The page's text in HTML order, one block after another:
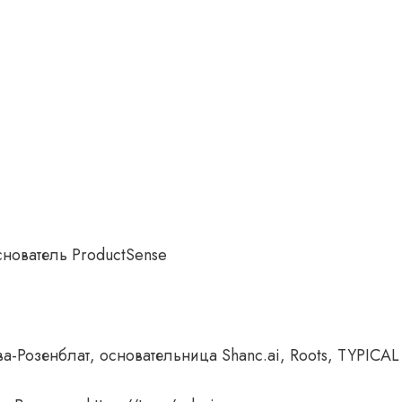
ProductSense
Розенблат, основательница Shanc.ai, Roots, TYPICAL